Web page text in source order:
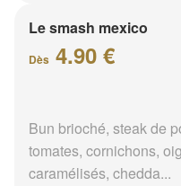
Le smash mexico
Dès 4.90 €
Bun brioché, steak de
tomates, cornichons,
caramélisés, chedda...